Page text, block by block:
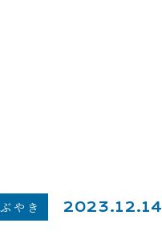
やき 2023.12.14